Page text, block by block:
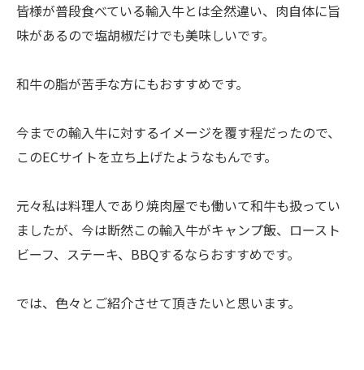
皆様が普段食べている輸入牛とは全然違い、肉自体に旨
味があるので塩胡椒だけでも美味しいです。
和牛の脂が苦手な方にもおすすめです。
今までの輸入牛に対するイメージを覆す程だったので、
このECサイトを立ち上げたようなもんです。
元々私は料理人であり焼肉屋でも働いて和牛も扱ってい
ましたが、今は断然この輸入牛がキャンプ飯、ロースト
ビーフ、ステーキ、BBQするならおすすめです。
では、色々とご紹介させて頂きたいと思います。